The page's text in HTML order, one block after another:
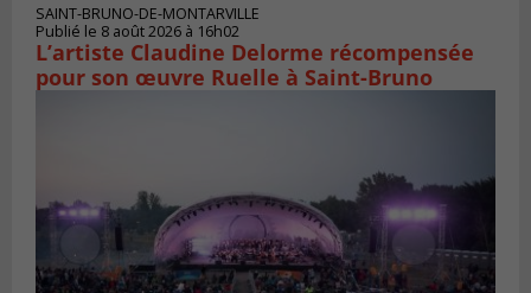
SAINT-BRUNO-DE-MONTARVILLE
Publié le 8 août 2026 à 16h02
L’artiste Claudine Delorme récompensée
pour son œuvre Ruelle à Saint-Bruno